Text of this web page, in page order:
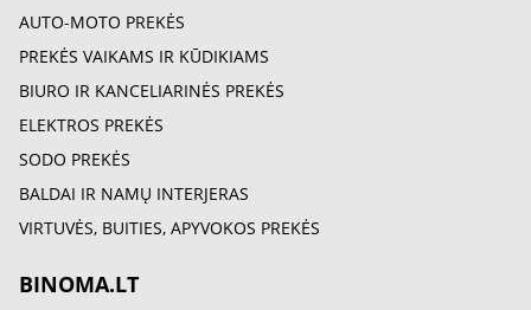
AUTO-MOTO PREKĖS
PREKĖS VAIKAMS IR KŪDIKIAMS
BIURO IR KANCELIARINĖS PREKĖS
ELEKTROS PREKĖS
SODO PREKĖS
BALDAI IR NAMŲ INTERJERAS
VIRTUVĖS, BUITIES, APYVOKOS PREKĖS
BINOMA.LT